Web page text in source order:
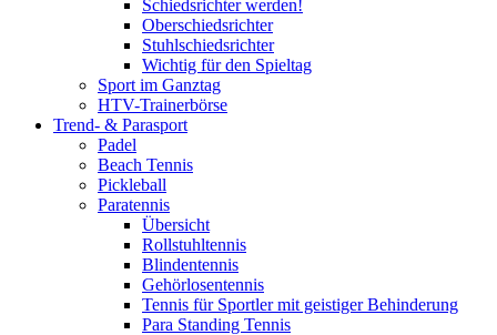
Schiedsrichter werden!
Oberschiedsrichter
Stuhlschiedsrichter
Wichtig für den Spieltag
Sport im Ganztag
HTV-Trainerbörse
Trend- & Parasport
Padel
Beach Tennis
Pickleball
Paratennis
Übersicht
Rollstuhltennis
Blindentennis
Gehörlosentennis
Tennis für Sportler mit geistiger Behinderung
Para Standing Tennis